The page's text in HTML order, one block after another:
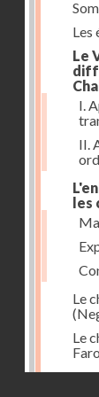
Les
Le
I.
II.
les
Le
Le